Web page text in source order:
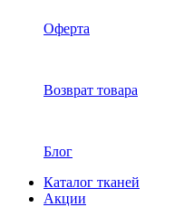
Оферта
Возврат товара
Блог
Каталог тканей
Акции